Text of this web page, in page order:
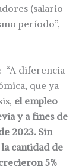
(salario
período”,
“A diferencia
que ya
el empleo
y a fines de
2023. Sin
cantidad de
5%